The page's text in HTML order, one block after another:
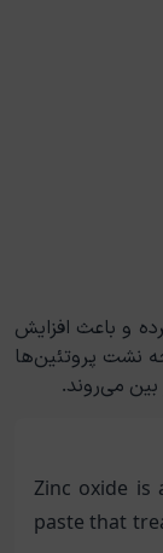
و باعث افزایش
نشت پروتئین‌ها
می‌روند.
Zinc oxide is
paste that